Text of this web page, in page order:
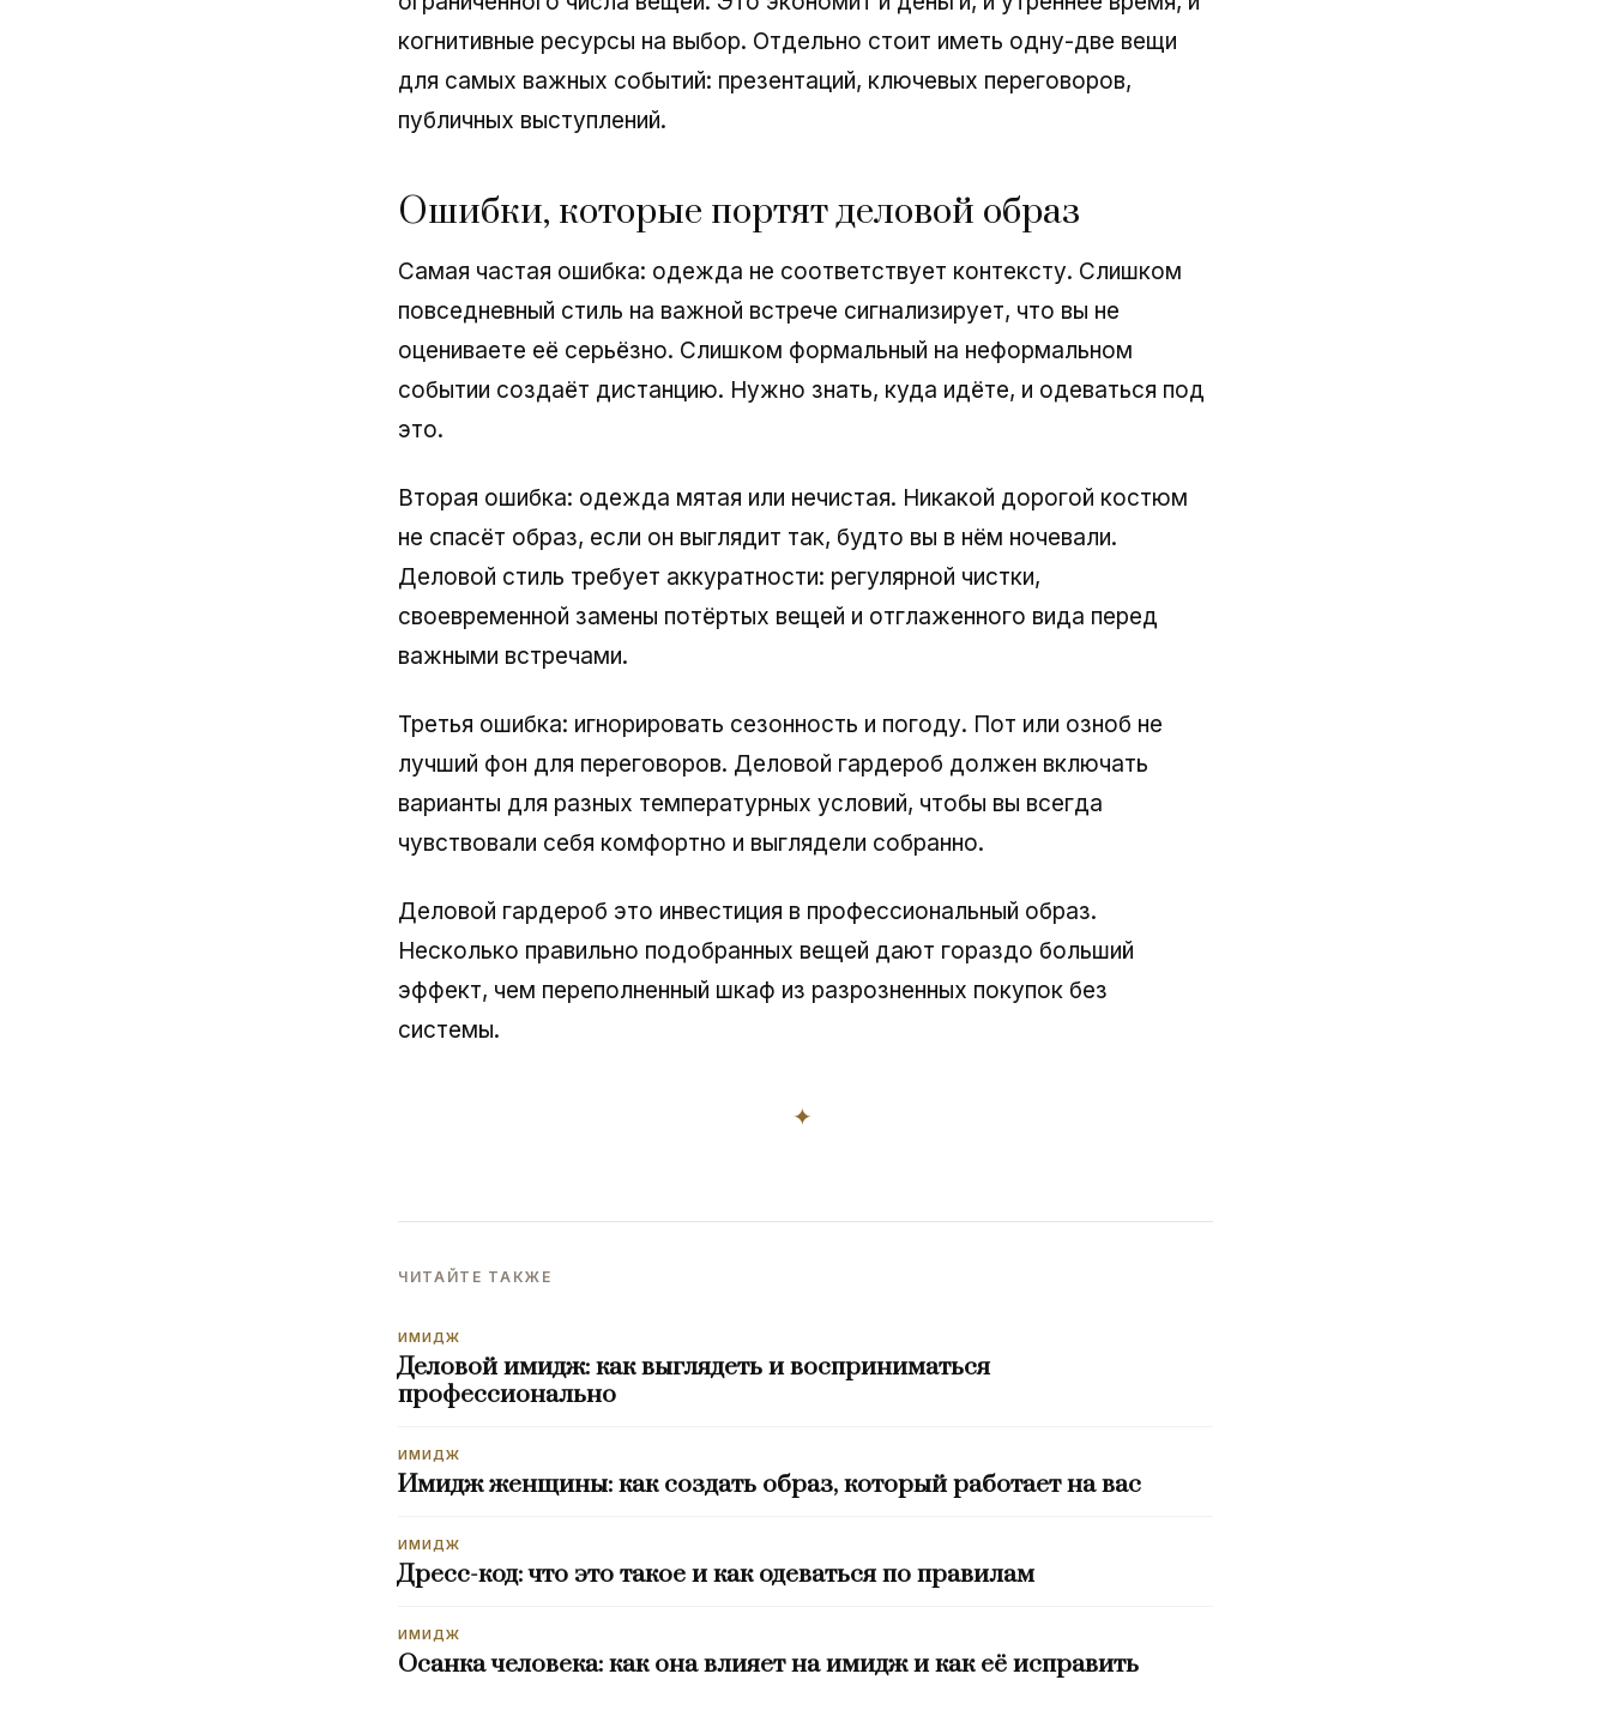
когнитивные ресурсы на выбор. Отдельно стоит иметь одну-две вещи
для самых важных событий: презентаций, ключевых переговоров,
публичных выступлений.
Ошибки, которые портят деловой образ
Самая частая ошибка: одежда не соответствует контексту. Слишком
повседневный стиль на важной встрече сигнализирует, что вы не
оцениваете её серьёзно. Слишком формальный на неформальном
событии создаёт дистанцию. Нужно знать, куда идёте, и одеваться под
это.
Вторая ошибка: одежда мятая или нечистая. Никакой дорогой костюм
не спасёт образ, если он выглядит так, будто вы в нём ночевали.
Деловой стиль требует аккуратности: регулярной чистки,
своевременной замены потёртых вещей и отглаженного вида перед
важными встречами.
Третья ошибка: игнорировать сезонность и погоду. Пот или озноб не
лучший фон для переговоров. Деловой гардероб должен включать
варианты для разных температурных условий, чтобы вы всегда
чувствовали себя комфортно и выглядели собранно.
Деловой гардероб это инвестиция в профессиональный образ.
Несколько правильно подобранных вещей дают гораздо больший
эффект, чем переполненный шкаф из разрозненных покупок без
системы.
✦
ЧИТАЙТЕ ТАКЖЕ
ИМИДЖ
Деловой имидж: как выглядеть и восприниматься
профессионально
ИМИДЖ
Имидж женщины: как создать образ, который работает на вас
ИМИДЖ
Дресс-код: что это такое и как одеваться по правилам
ИМИДЖ
Осанка человека: как она влияет на имидж и как её исправить